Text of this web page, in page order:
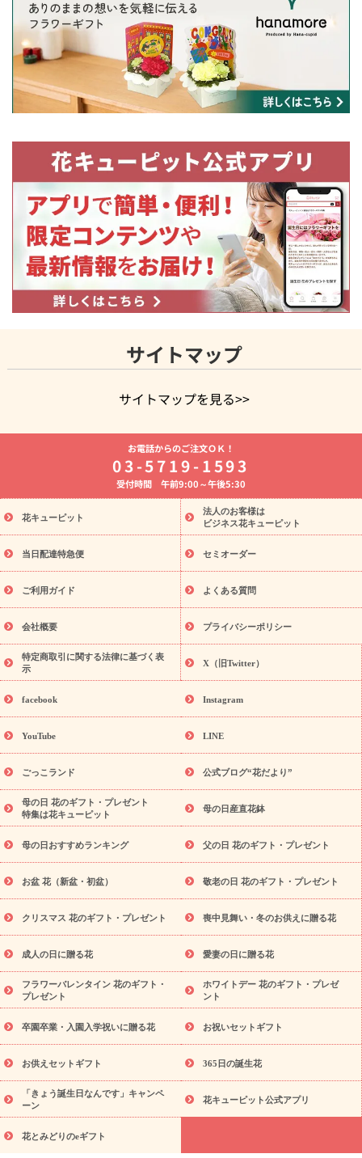
サイトマップ
サイトマップを見る>>
よく贈られる花
お祝いの花特集
誕生日フラワーギフト特集
8月の誕生花(トルコキキョウ)
開店・開業祝い
お供え・お悔やみ お供え・お悔やみの花
通夜・葬儀に贈る花 胡蝶蘭・花鉢
ーブドフラワー
季節のイベント
ひまわり ギフト・プレゼント
特集
お盆 花（新盆・初盆） 季節のイベント
お盆 花（新
盆・初盆）
お盆 花（新盆・初盆）
お盆・お供え 花とセットギ
フト
お盆・お供え プリザーブドフラワー
ひまわり ギフト・プ
レゼント特集
夏の花贈り・お中元・暑中見舞い 花のギフト特集
敬老の日におくる花ギフト・プレゼント特集
花ギフト・プレゼント特集
敬老の日 花のおすすめランキング
敬
老の日 花鉢植えのギフト・プレゼント特集
敬老の日 花とセットギ
フト・プレゼント特集
敬老の日の花 全てのギフト一覧
キャン
ペーン
映画『ウォーターガーディアンズ』コラボキャンペーン
「きょう誕生日なんです」キャンペーン
誕生日の花を探す
誕生日フラワーギフト 誕生日フラワーギフト特集
(トルコキキョウ)
9月の誕生花(リンドウ)
ら探す
お祝いの花特集 当日配達特急便 お祝い商品一覧
念日
結婚祝い 出産祝い 退院祝い・快気祝い
寿祝い
プチギフト ペットのお祝いフラワー
供え・お悔やみ商品一覧
お供え・お悔やみの花
四十九日法要以
お供え プリザーブドフラワー
ペットのお供えフラワー
お盆（新
盆・初盆）
その他 お祝い返し お見舞い
お取り寄せギフト
ビジネス用
ご自宅用 観葉植物 ミディ胡蝶蘭
プリザーブ
ドフラワー
スタイルから探す アレンジメント 花束
スタ
ンド花
お祝い お供え・お悔やみ 胡蝶蘭 胡蝶蘭・花鉢
ディ胡蝶蘭・お祝い
ミディ胡蝶蘭・お供え
世界初の青色胡蝶蘭
観葉植物
観葉植物 産直多肉植物
プリザーブドフラワー
お祝い
お供え・お悔やみ 花とセットギフト
セミオーダー
プチギフト（hanamore -ハナモア-）
花とみどりのeギフト
花キューピットのeGfit
カラー ピンク
イエローオレンジ
レッド
お花の種類 ユリ トルコキキョウ
ら探す
お祝い お祝い・3000円～ お祝い・4000円～
お祝
い・5000円～ お祝い・7000円～ お祝い・10000円～
え・お悔やみ
お供え・お悔やみ・3000円～
お供え・お悔や
み・5000円～ お供え・お悔やみ・
お電話からのご注文ＯＫ！
03-5719-1593
受付時間 午前9:00～午後5:30
花キューピット
法人のお客様は
ビジネス花キューピット
当日配達特急便 セミオーダー
ご利用ガイド よくある質問
会社概要 プライバシーポリシー
特定商取引に関する法律に基づく表
示
X（旧Twitter）
facebook Instagram
YouTube LINE
ごっこランド 公式ブログ“花だより”
母の日 花のギフト・プレゼント
特集は花キューピット
母の日産直花鉢
母の日おすすめランキング 父の日 花のギフト・プレゼント
お盆 花（新盆・初盆） 敬老の日 花のギフト・プレゼント
クリスマス 花のギフト・プレゼント 喪中見舞い・冬のお供えに贈る花
成人の日に贈る花 愛妻の日に贈る花
フラワーバレンタイン 花のギフト・
プレゼント
ホワイトデー 花のギフト・プレゼ
ント
卒園卒業・入園入学祝いに贈る花 お祝いセットギフト
お供えセットギフト 365日の誕生花
「きょう誕生日なんです」キャンペ
ーン
花キューピット公式アプリ
花とみどりのeギフト